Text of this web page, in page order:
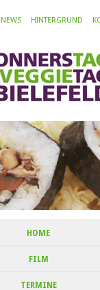
NEWS HINTERGRUND
HOME
FILM
TERMINE